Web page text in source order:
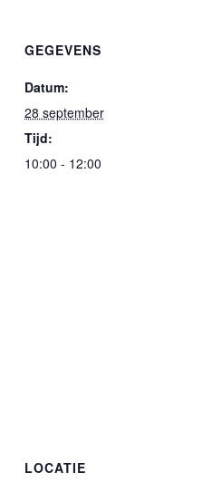
GEGEVENS
Datum:
28 september
Tijd:
10:00 - 12:00
LOCATIE